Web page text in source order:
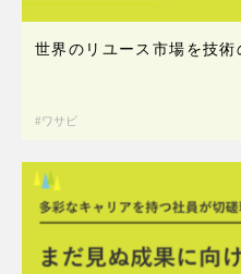
世界のリユース市場を技
ワサビ